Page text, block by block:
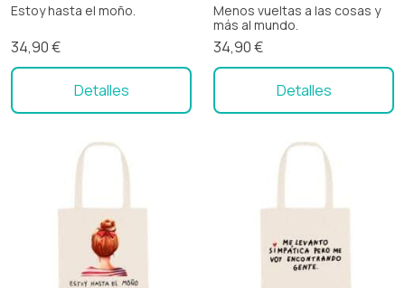
Estoy hasta el moño.
34,90 €
Detalles
Menos vueltas a las cosas y
más al mundo.
34,90 €
Detalles